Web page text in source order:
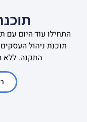
תוכנת ניהול
התקנה. ללא